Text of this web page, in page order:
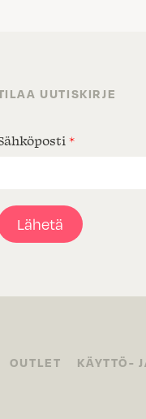
UUTISKIRJE
*
Lähetä
OUTLET KÄYTTÖ-